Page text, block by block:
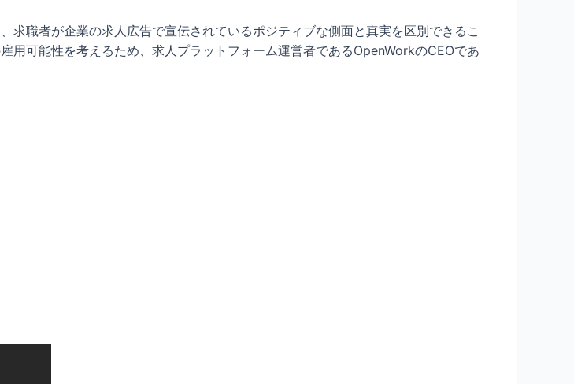
求職者が企業の求人広告で宣伝されているポジティブな側面と真実を区別できるこ
用可能性を考えるため、求人プラットフォーム運営者であるOpenWorkのCEOであ